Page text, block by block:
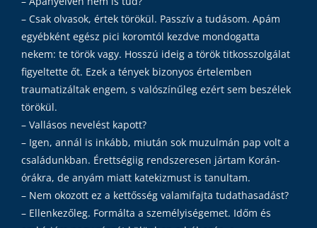
– Csak olvasok, értek törökül. Passzív a tudásom. Apám
egyébként egész pici koromtól kezdve mondogatta
nekem: te török vagy. Hosszú ideig a török titkosszolgálat
figyeltette őt. Ezek a tények bizonyos értelemben
traumatizáltak engem, s valószínűleg ezért sem beszélek
törökül.
– Vallásos nevelést kapott?
– Igen, annál is inkább, miután sok muzulmán pap volt a
családunkban. Érettségiig rendszeresen jártam Korán-
órákra, de anyám miatt katekizmust is tanultam.
– Nem okozott ez a kettősség valamifajta tudathasadást?
– Ellenkezőleg. Formálta a személyiségemet. Időm és